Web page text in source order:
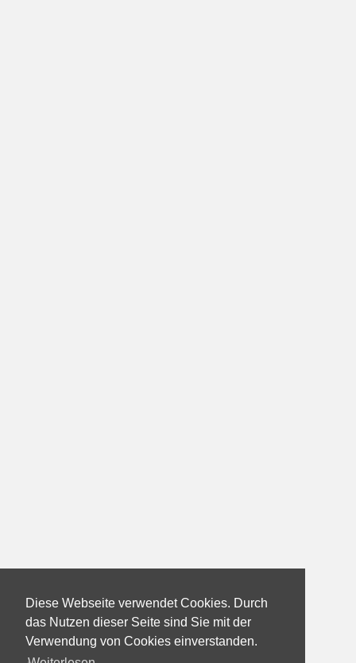
Diese Webseite verwendet Cookies. Durch
das Nutzen dieser Seite sind Sie mit der
Verwendung von Cookies einverstanden.